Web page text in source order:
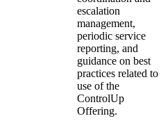
escalation
management,
periodic service
reporting, and
guidance on best
practices related to
use of the
ControlUp
Offering.